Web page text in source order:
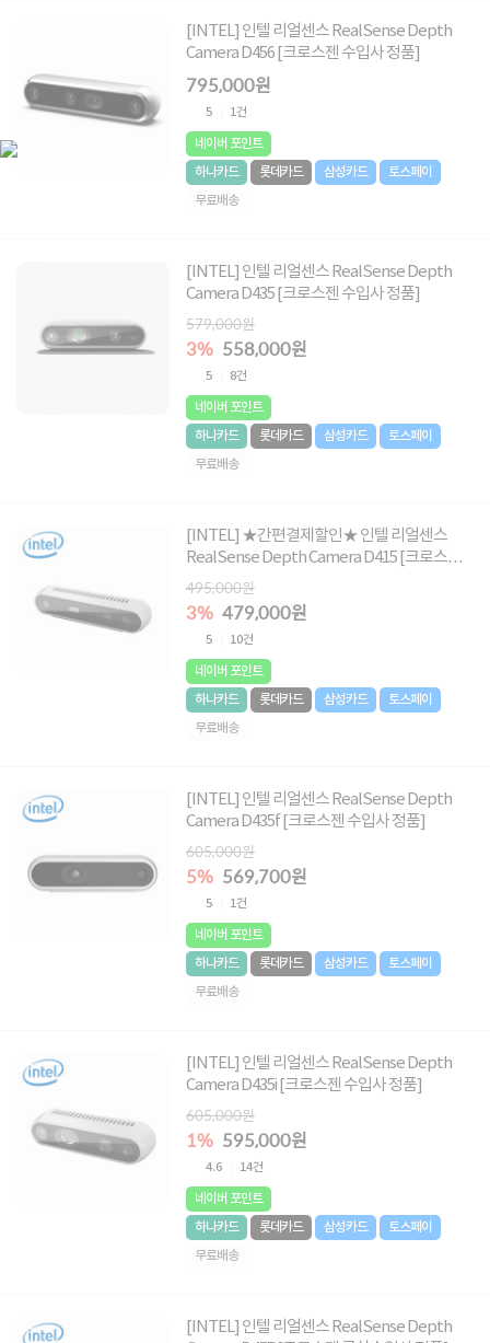
[INTEL] 인텔 리얼센스 RealSense Depth
Camera D456 [크로스젠 수입사 정품]
795,000원
5 1건
네이버 포인트
하나카드
롯데카드 삼성카드
토스페이
무료배송
[INTEL] 인텔 리얼센스 RealSense Depth
Camera D435 [크로스젠 수입사 정품]
579,000원
3% 558,000원
5 8건
네이버 포인트
하나카드
롯데카드 삼성카드
토스페이
무료배송
[INTEL] ★간편결제할인★ 인텔 리얼센스
RealSense Depth Camera D415 [크로스젠
수입사 정품]
495,000원
3% 479,000원
5 10건
네이버 포인트
하나카드
롯데카드 삼성카드
토스페이
무료배송
[INTEL] 인텔 리얼센스 RealSense Depth
Camera D435f [크로스젠 수입사 정품]
605,000원
5% 569,700원
5 1건
네이버 포인트
하나카드
롯데카드 삼성카드
토스페이
무료배송
[INTEL] 인텔 리얼센스 RealSense Depth
Camera D435i [크로스젠 수입사 정품]
605,000원
1% 595,000원
4.6 14건
네이버 포인트
하나카드
롯데카드 삼성카드
토스페이
무료배송
[INTEL] 인텔 리얼센스 RealSense Depth